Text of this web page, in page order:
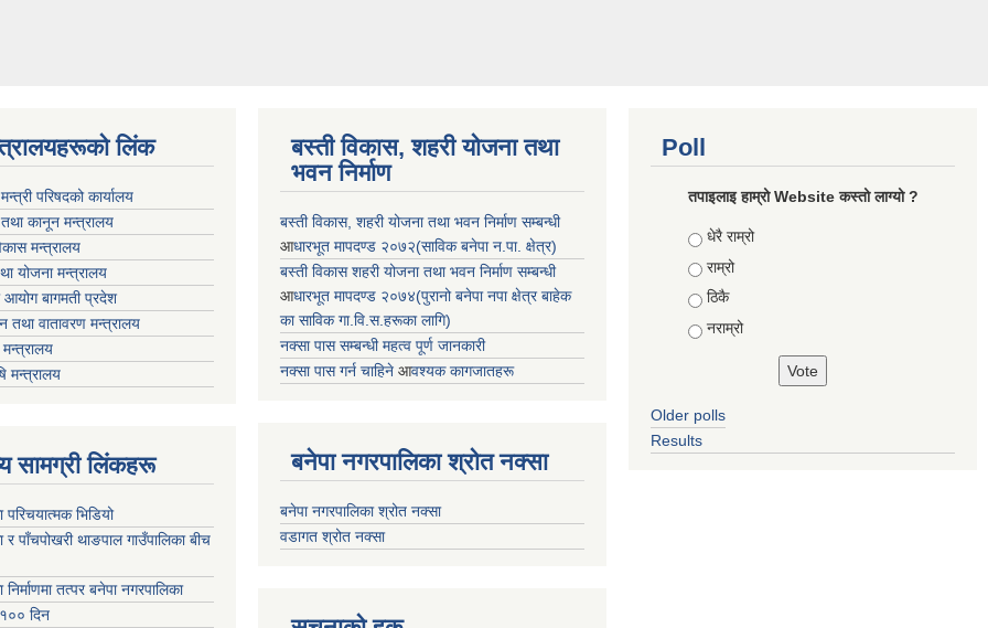
लिंक
परिषदको कार्यालय
तथा कानून मन्त्रालय
मन्त्रालय
योजना मन्त्रालय
आयोग बागमती प्रदेश
तथा वातावरण मन्त्रालय
मन्त्रालय
सामग्री लिंकहरू
परिचयात्मक भिडियो
र पाँचपोखरी थाङपाल गाउँपालिका बीच
तत्पर बनेपा नगरपालिका
दिन
बस्ती विकास, शहरी योजना तथा
भवन निर्माण
बस्ती विकास, शहरी योजना तथा भवन निर्माण सम्बन्धी
आधारभूत मापदण्ड २०७२(साविक बनेपा न.पा. क्षेत्र)
बस्ती विकास शहरी योजना तथा भवन निर्माण सम्बन्धी
आधारभूत मापदण्ड २०७४(पुरानो बनेपा नपा क्षेत्र बाहेक
का साविक गा.वि.स.हरूका लागि)
नक्सा पास सम्बन्धी महत्व पूर्ण जानकारी
नक्सा पास गर्न चाहिने आवश्यक कागजातहरू
बनेपा नगरपालिका श्रोत नक्सा
बनेपा नगरपालिका श्रोत नक्सा
वडागत श्रोत नक्सा
Poll
तपाइलाइ हाम्रो Website कस्तो लाग्यो ?
Choices
धेरै राम्रो
राम्रो
ठिकै
नराम्रो
Older polls
Results